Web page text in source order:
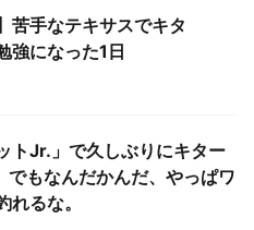
苦手なテキサスでキタ
になった1日
トJr.」で久しぶりにキター
なんだかんだ、やっぱワ
れるな。